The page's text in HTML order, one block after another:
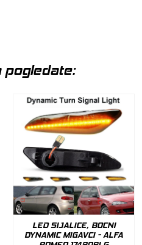
pogledate:
LED SIJALICE, BOCNI
DYNAMIC MIGAVCI - ALFA